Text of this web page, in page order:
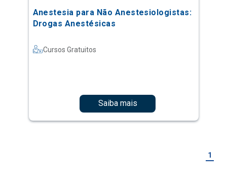
Anestesia para Não Anestesiologistas:
Drogas Anestésicas
Cursos Gratuitos
Saiba mais
1